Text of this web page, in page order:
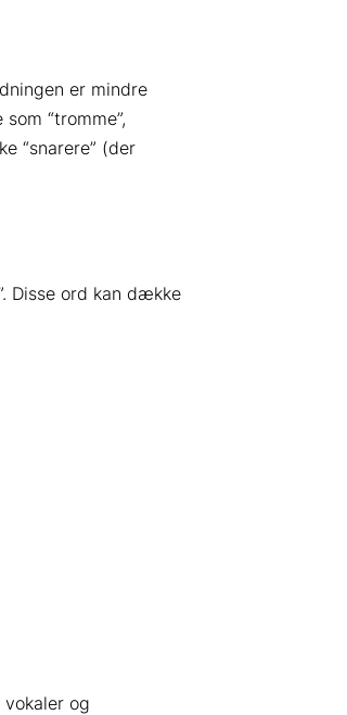
er mindre
“tromme”,
“snarere” (der
Disse ord kan dække
og